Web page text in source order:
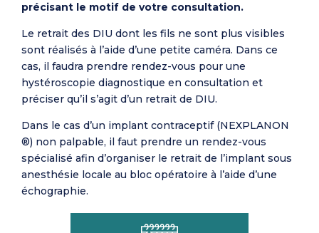
précisant le motif de votre consultation.
Le retrait des DIU dont les fils ne sont plus visibles
sont réalisés à l’aide d’une petite caméra. Dans ce
cas, il faudra prendre rendez-vous pour une
hystéroscopie diagnostique en consultation et
préciser qu’il s’agit d’un retrait de DIU.
Dans le cas d’un implant contraceptif (NEXPLANON
®) non palpable, il faut prendre un rendez-vous
spécialisé afin d’organiser le retrait de l’implant sous
anesthésie locale au bloc opératoire à l’aide d’une
échographie.